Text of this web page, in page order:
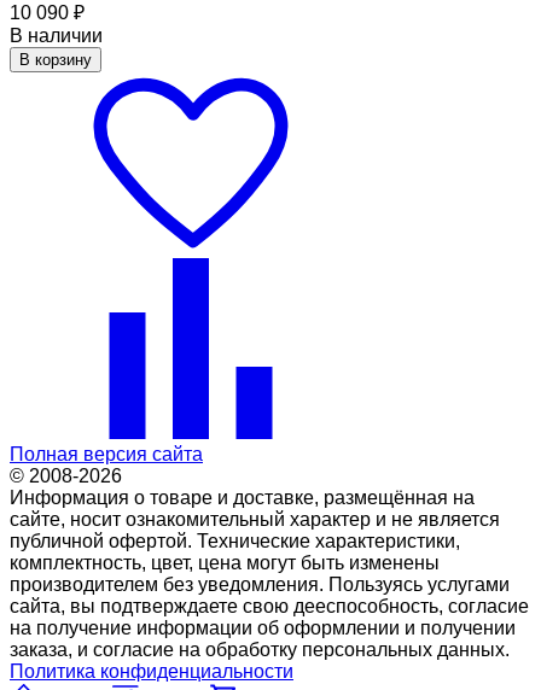
10 090 ₽
В наличии
В корзину
Полная версия сайта
© 2008-2026
Информация о товаре и доставке, размещённая на
сайте, носит ознакомительный характер и не является
публичной офертой. Технические характеристики,
комплектность, цвет, цена могут быть изменены
производителем без уведомления. Пользуясь услугами
сайта, вы подтверждаете свою дееспособность, согласие
на получение информации об оформлении и получении
заказа, и согласие на обработку персональных данных.
Политика конфиденциальности